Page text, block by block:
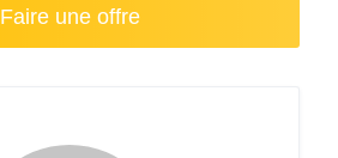
Faire une offre